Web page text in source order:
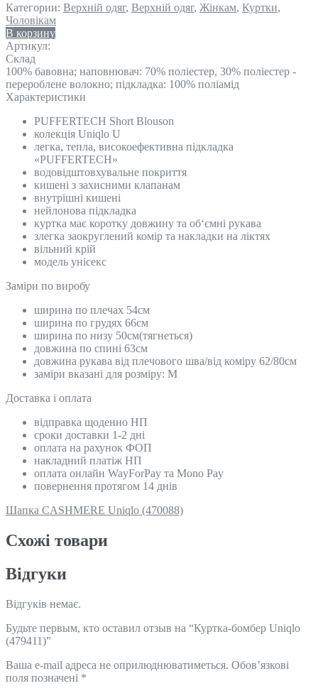
Категории: Верхній одяг, Верхній одяг, Жінкам, Куртки,
Чоловікам
В корзину
Артикул:
Склад
100% бавовна; наповнювач: 70% поліестер, 30% поліестер -
перероблене волокно; підкладка: 100% поліамід
Характеристики
PUFFERTECH Short Blouson
колекція Uniqlo U
легка, тепла, високоефективна підкладка
«PUFFERTECH»
водовідштовхувальне покриття
кишені з захисними клапанам
внутрішні кишені
нейлонова підкладка
куртка має коротку довжину та об‘ємні рукава
злегка заокруглений комір та накладки на ліктях
вільний крій
модель унісекс
Замiри по виробу
ширина по плечах 54см
ширина по грудях 66см
ширина по низу 50см(тягнеться)
довжина по спині 63см
довжина рукава від плечового шва/від коміру 62/80см
заміри вказані для розміру: M
Доставка і оплата
відправка щоденно НП
сроки доставки 1-2 дні
оплата на рахунок ФОП
накладний платіж НП
оплата онлайн WayForPay та Mono Pay
повернення протягом 14 днів
Шапка CASHMERE Uniqlo (470088)
Схожi товари
Відгуки
Відгуків немає.
Будьте первым, кто оставил отзыв на “Куртка-бомбер Uniqlo
(479411)”
Ваша e-mail адреса не оприлюднюватиметься. Обов’язкові
поля позначені *